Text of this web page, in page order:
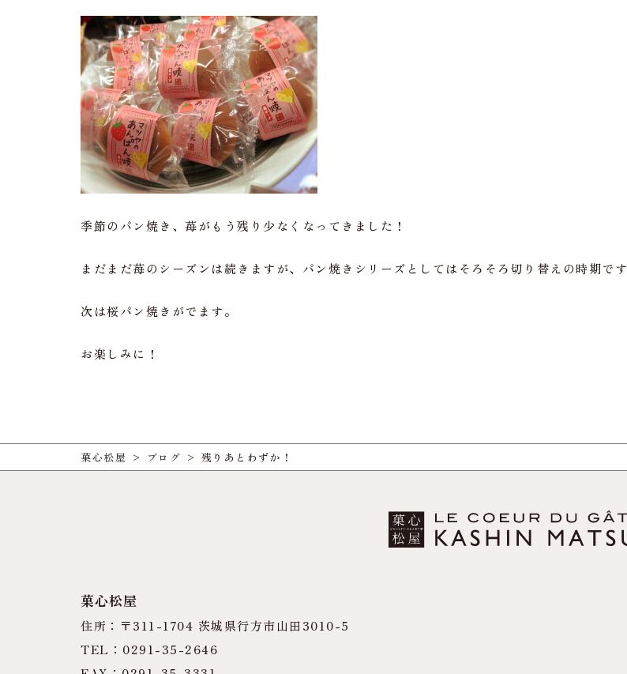
季節のパン焼き、苺がもう残り少なくなってきました！
まだまだ苺のシーズンは続きますが、パン焼きシリーズとしてはそろそろ切り替えの時期です
次は桜パン焼きがでます。
お楽しみに！
菓心松屋 > ブログ > 残りあとわずか！
菓心松屋
住所：〒311-1704 茨城県行方市山田3010-5
TEL：0291-35-2646